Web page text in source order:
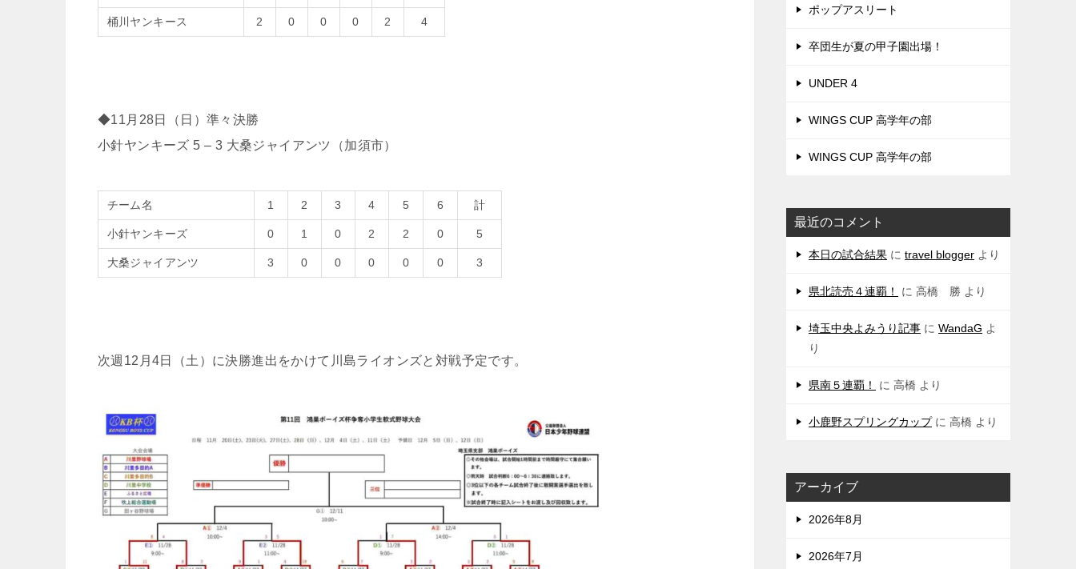
桶川ヤンキース 2 0 0 0 2 4
◆11月28日（日）準々決勝
小針ヤンキーズ 5 – 3 大桑ジャイアンツ（加須市）
チーム名 1 2 3 4 5 6 計
小針ヤンキーズ 0 1 0 2 2 0 5
大桑ジャイアンツ 3 0 0 0 0 0 3
次週12月4日（土）に決勝進出をかけて川島ライオンズと対戦予定です。
ポップアスリート
卒団生が夏の甲子園出場！
UNDER 4
WINGS CUP 高学年の部
WINGS CUP 高学年の部
最近のコメント
本日の試合結果 に travel blogger より
県北読売４連覇！ に 高橋 勝 より
埼玉中央よみうり記事 に WandaG よ
り
県南５連覇！ に 高橋 より
小鹿野スプリングカップに 高橋 より
アーカイブ
2026年8月
2026年7月